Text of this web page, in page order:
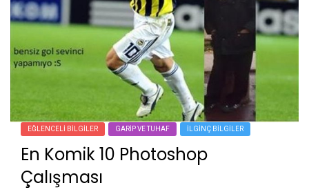
EĞLENCELI BILGILER GARIP VE TUHAF İLGINÇ BILGILER
En Komik 10 Photoshop
Çalışması